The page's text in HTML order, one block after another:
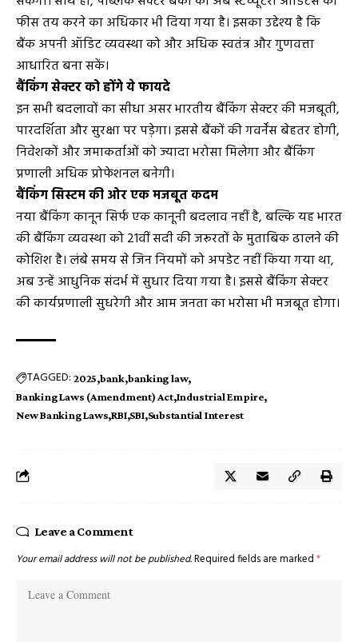
फीस तय करने का अधिकार भी दिया गया है। इसका उद्देश्य है कि
बैंक अपनी ऑडिट व्यवस्था को और अधिक स्वतंत्र और गुणवत्ता
आधारित बना सकें।
बैंकिंग सेक्टर को होंगे ये फायदे
इन सभी बदलावों का सीधा असर भारतीय बैंकिंग सेक्टर की मजबूती,
पारदर्शिता और सुरक्षा पर पड़ेगा। इससे बैंकों की गवर्नेंस बेहतर होगी,
निवेशकों और जमाकर्ताओं को ज्यादा भरोसा मिलेगा और बैंकिंग
प्रणाली अधिक प्रोफेशनल बनेगी।
बैंकिंग सिस्टम की ओर एक मजबूत कदम
नया बैंकिंग कानून सिर्फ एक कानूनी बदलाव नहीं है, बल्कि यह भारत
की बैंकिंग व्यवस्था को 21वीं सदी की जरूरतों के मुताबिक ढालने की
कोशिश है। लंबे समय से जिन नियमों को अपडेट नहीं किया गया था,
अब उन्हें आधुनिक संदर्भ में सुधार दिया गया है। इससे बैंकिंग सेक्टर
की कार्यप्रणाली सुधरेगी और आम जनता का भरोसा भी मजबूत होगा।
TAGGED: 2025 bank banking law
Banking Laws (Amendment) Act Industrial Empire
New Banking Laws RBI SBI Substantial Interest
Leave a Comment
Your email address will not be published.Required fields are marked *